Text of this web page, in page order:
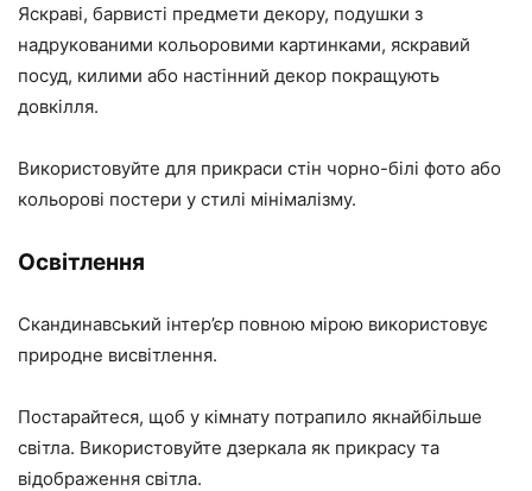
Яскраві, барвисті предмети декору, подушки з
надрукованими кольоровими картинками, яскравий
посуд, килими або настінний декор покращують
довкілля.
Використовуйте для прикраси стін чорно-білі фото або
кольорові постери у стилі мінімалізму.
Освітлення
Скандинавський інтер’єр повною мірою використовує
природне висвітлення.
Постарайтеся, щоб у кімнату потрапило якнайбільше
світла. Використовуйте дзеркала як прикрасу та
відображення світла.